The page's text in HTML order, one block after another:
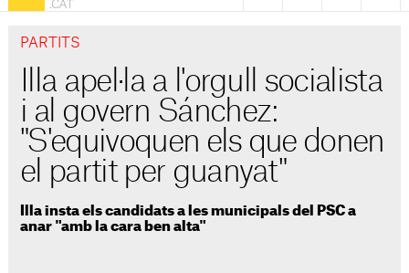
PARTITS
Illa apel·la a l'orgull socialista
i al govern Sánchez:
"S'equivoquen els que donen
el partit per guanyat"
Illa insta els candidats a les municipals del PSC a
anar "amb la cara ben alta"